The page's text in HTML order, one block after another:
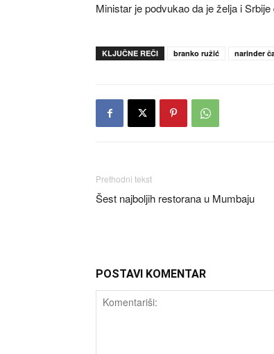
Ministar je podvukao da je želja i
KLJUČNE REČI branko ružić narinder
Prethodni tekst
Šest najboljih restorana u Mumbaju
POSTAVI KOMENTAR